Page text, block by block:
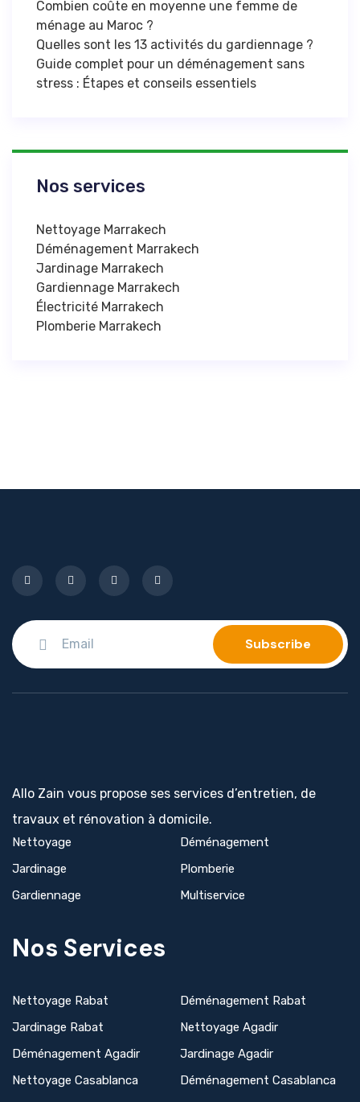
Combien coûte en moyenne une femme de
ménage au Maroc ?
Quelles sont les 13 activités du gardiennage ?
Guide complet pour un déménagement sans
stress : Étapes et conseils essentiels
Nos services
Nettoyage Marrakech
Déménagement Marrakech
Jardinage Marrakech
Gardiennage Marrakech
Électricité Marrakech
Plomberie Marrakech
Allo Zain vous propose ses services d’entretien, de
travaux et rénovation à domicile.
Nettoyage
Déménagement
Jardinage
Plomberie
Gardiennage
Multiservice
Nos Services
Nettoyage Rabat
Déménagement Rabat
Jardinage Rabat
Nettoyage Agadir
Déménagement Agadir
Jardinage Agadir
Nettoyage Casablanca
Déménagement Casablanca